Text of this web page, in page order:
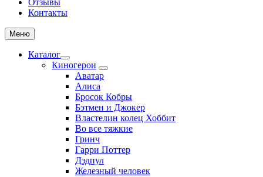
Контакты
Меню
Каталог
Киногерои
Аватар
Алиса
Бросок Кобры
Бэтмен и Джокер
Властелин колец Хоббит
Во все тяжкие
Гринч
Гарри Поттер
Дэдпул
Железный человек